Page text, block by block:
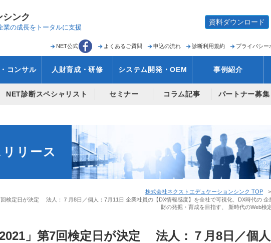
シンク
業の成長をトータルに支援
資料ダウンロード
NET公式 よくあるご質問 申込の流れ 診断利用規約 プライバシー
コンサル 人財育成・研修 システム開発・OEM 事例紹介
NET診断スペシャリスト セミナー コラム記事 パートナー募集
リース
株式会社ネクストエデュケーションシンク TOP
検定日が決定 法人：７月8日／個人：7月11日 企業社員の【DX情報感度】を全社で可視化、DX時代の 企
財の発掘・育成を目指す、 新時代のWeb検
」第7回検定日が決定 法人：７月8日／個人